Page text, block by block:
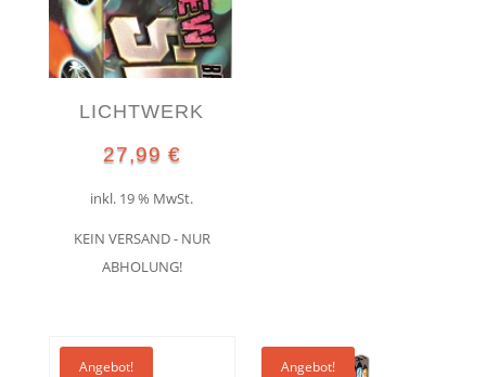
LICHTWERK
27,99 €
inkl. 19 % MwSt.
KEIN VERSAND - NUR
ABHOLUNG!
Angebot! Angebot!